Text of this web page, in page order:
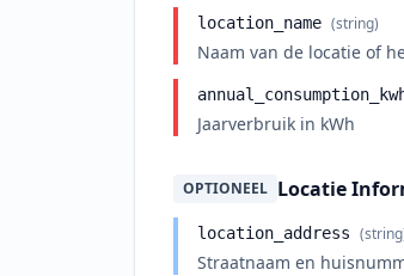
location_name (string)
Naam van de locatie of
Jaarverbruik in kWh
OPTIONEEL Locatie
location_address
Straatnaam en